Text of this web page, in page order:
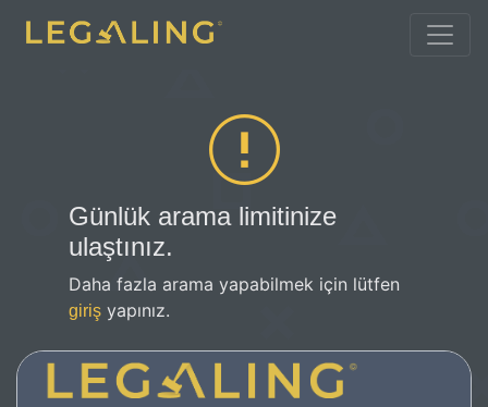
Günlük arama limitinize
ulaştınız.
Daha fazla arama yapabilmek için lütfen
giriş yapınız.